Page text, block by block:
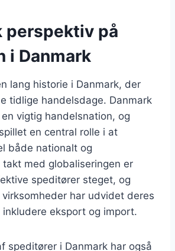
perspektiv på
i Danmark
lang historie i Danmark, der
tidlige handelsdage. Danmark
vigtig handelsnation, og
en central rolle i at
både nationalt og
med globaliseringen er
speditører steget, og
har udvidet deres
eksport og import.
speditører i Danmark har også